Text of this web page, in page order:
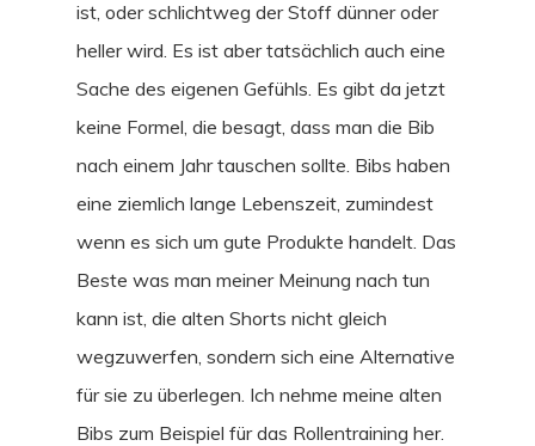
ist, oder schlichtweg der Stoff dünner oder
heller wird. Es ist aber tatsächlich auch eine
Sache des eigenen Gefühls. Es gibt da jetzt
keine Formel, die besagt, dass man die Bib
nach einem Jahr tauschen sollte. Bibs haben
eine ziemlich lange Lebenszeit, zumindest
wenn es sich um gute Produkte handelt. Das
Beste was man meiner Meinung nach tun
kann ist, die alten Shorts nicht gleich
wegzuwerfen, sondern sich eine Alternative
für sie zu überlegen. Ich nehme meine alten
Bibs zum Beispiel für das Rollentraining her.